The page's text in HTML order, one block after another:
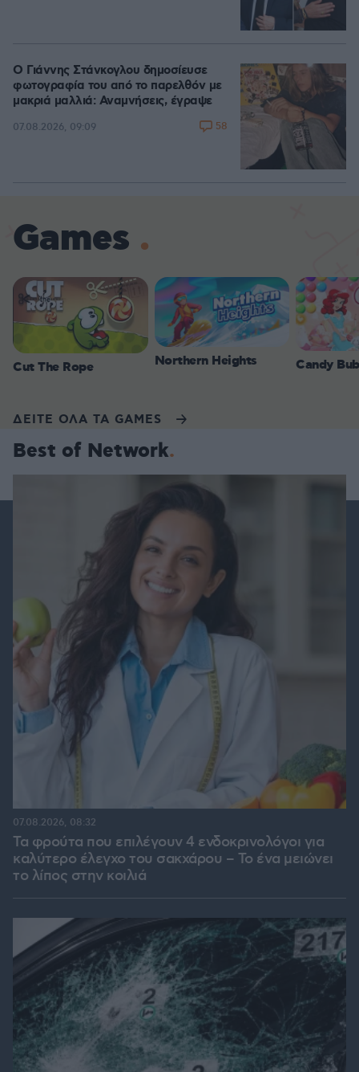
Ο Γιάννης Στάνκογλου δημοσίευσε
φωτογραφία του από το παρελθόν με
μακριά μαλλιά: Αναμνήσεις, έγραψε
07.08.2026, 09:09 58
Games
Cut The Rope Northern Heights Candy
ΔΕΙΤΕ ΟΛΑ ΤΑ GAMES
Best of Network
Τα φρούτα που επιλέγουν 4 ενδοκρινολόγοι για
καλύτερο έλεγχο του σακχάρου – Το ένα μειώνει
το λίπος στην κοιλιά
07.08.2026, 08:32